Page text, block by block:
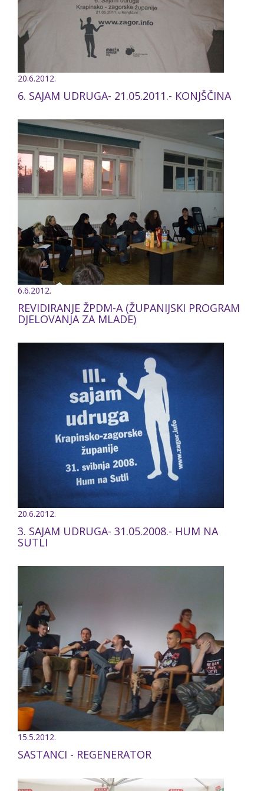
20.6.2012.
6. SAJAM UDRUGA- 21.05.2011.- KONJŠČINA
6.6.2012.
REVIDIRANJE ŽPDM-A (ŽUPANIJSKI PROGRAM
DJELOVANJA ZA MLADE)
20.6.2012.
3. SAJAM UDRUGA- 31.05.2008.- HUM NA
SUTLI
15.5.2012.
SASTANCI - REGENERATOR